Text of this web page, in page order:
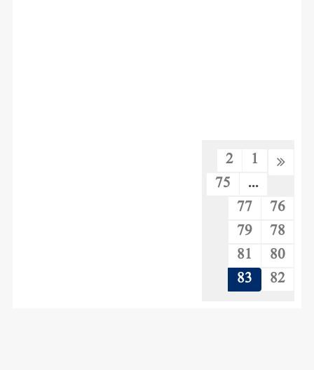
1
2
...
75
76
77
78
79
80
81
82
83